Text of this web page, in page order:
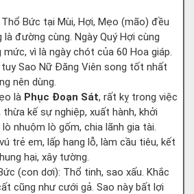
Bức tại Mùi, Hợi, Mẹo (mão) đều
là đường cùng. Ngày Quý Hợi cùng
vì là ngày chót của 60 Hoa giáp.
tuy Sao Nữ Đăng Viên song tốt nhất
nên dùng.
là Phục Đoạn Sát, rất kỵ trong việc
kế sự nghiệp, xuất hành, khởi
nhuộm lò gốm, chia lãnh gia tài.
trẻ em, lấp hang lỗ, làm cầu tiêu, kết
hại, xây tường.
(con dơi): Thổ tinh, sao xấu. Khắc
cũng như cưới gả. Sao này bất lợi